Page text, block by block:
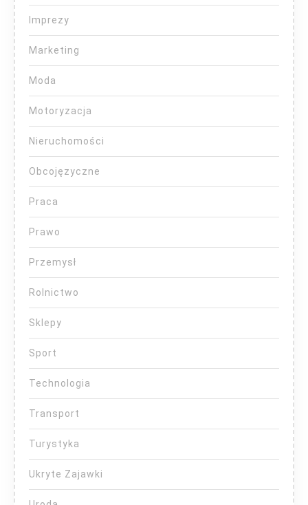
Imprezy
Marketing
Moda
Motoryzacja
Nieruchomości
Obcojęzyczne
Praca
Prawo
Przemysł
Rolnictwo
Sklepy
Sport
Technologia
Transport
Turystyka
Ukryte Zajawki